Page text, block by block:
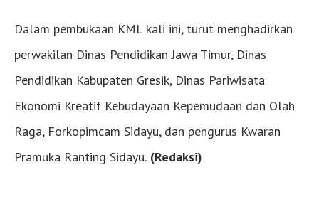
Dalam pembukaan KML kali ini, turut menghadirkan
perwakilan Dinas Pendidikan Jawa Timur, Dinas
Pendidikan Kabupaten Gresik, Dinas Pariwisata
Ekonomi Kreatif Kebudayaan Kepemudaan dan Olah
Raga, Forkopimcam Sidayu, dan pengurus Kwaran
Pramuka Ranting Sidayu. (Redaksi)